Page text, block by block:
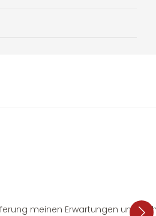
meinen Erwartungen und